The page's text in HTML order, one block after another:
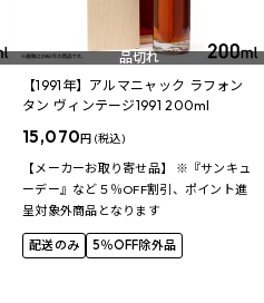
品切れ
【1991年】アルマニャック ラフォン
タン ヴィンテージ1991 200ml
15,070円 (税込)
【メーカーお取り寄せ品】 ※『サンキュ
ーデー』など５％OFF割引、ポイント進
呈対象外商品となります
配送のみ 5％OFF除外品